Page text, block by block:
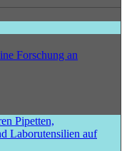
Forschung an